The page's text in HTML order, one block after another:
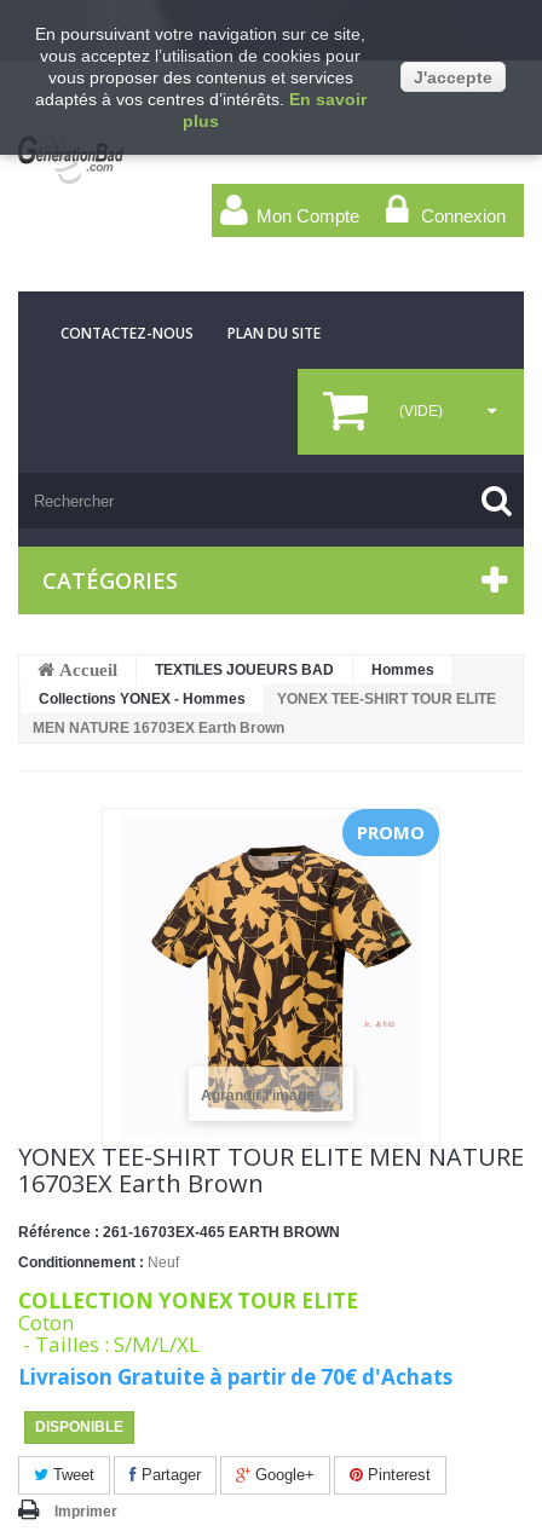
Connexion
Mon Compte
CONTACTEZ-NOUS PLAN DU SITE
(VIDE)
CATÉGORIES
Accueil TEXTILES JOUEURS BAD
Hommes
Collections YONEX - Hommes
YONEX TEE-SHIRT TOUR ELITE
MEN NATURE 16703EX Earth Brown
PROMO
Agrandir l'image
YONEX TEE-SHIRT TOUR ELITE MEN NATURE
16703EX Earth Brown
Référence : 261-16703EX-465 EARTH BROWN
Conditionnement : Neuf
COLLECTION YONEX TOUR ELITE
Coton
- Tailles : S/M/L/XL
Livraison Gratuite à partir de 70€ d'Achats
DISPONIBLE
Tweet Partager Google+ Pinterest
Imprimer
En poursuivant votre navigation sur ce site,
vous acceptez l’utilisation de cookies pour
vous proposer des contenus et services
adaptés à vos centres d’intérêts. En savoir
plus
J'accepte